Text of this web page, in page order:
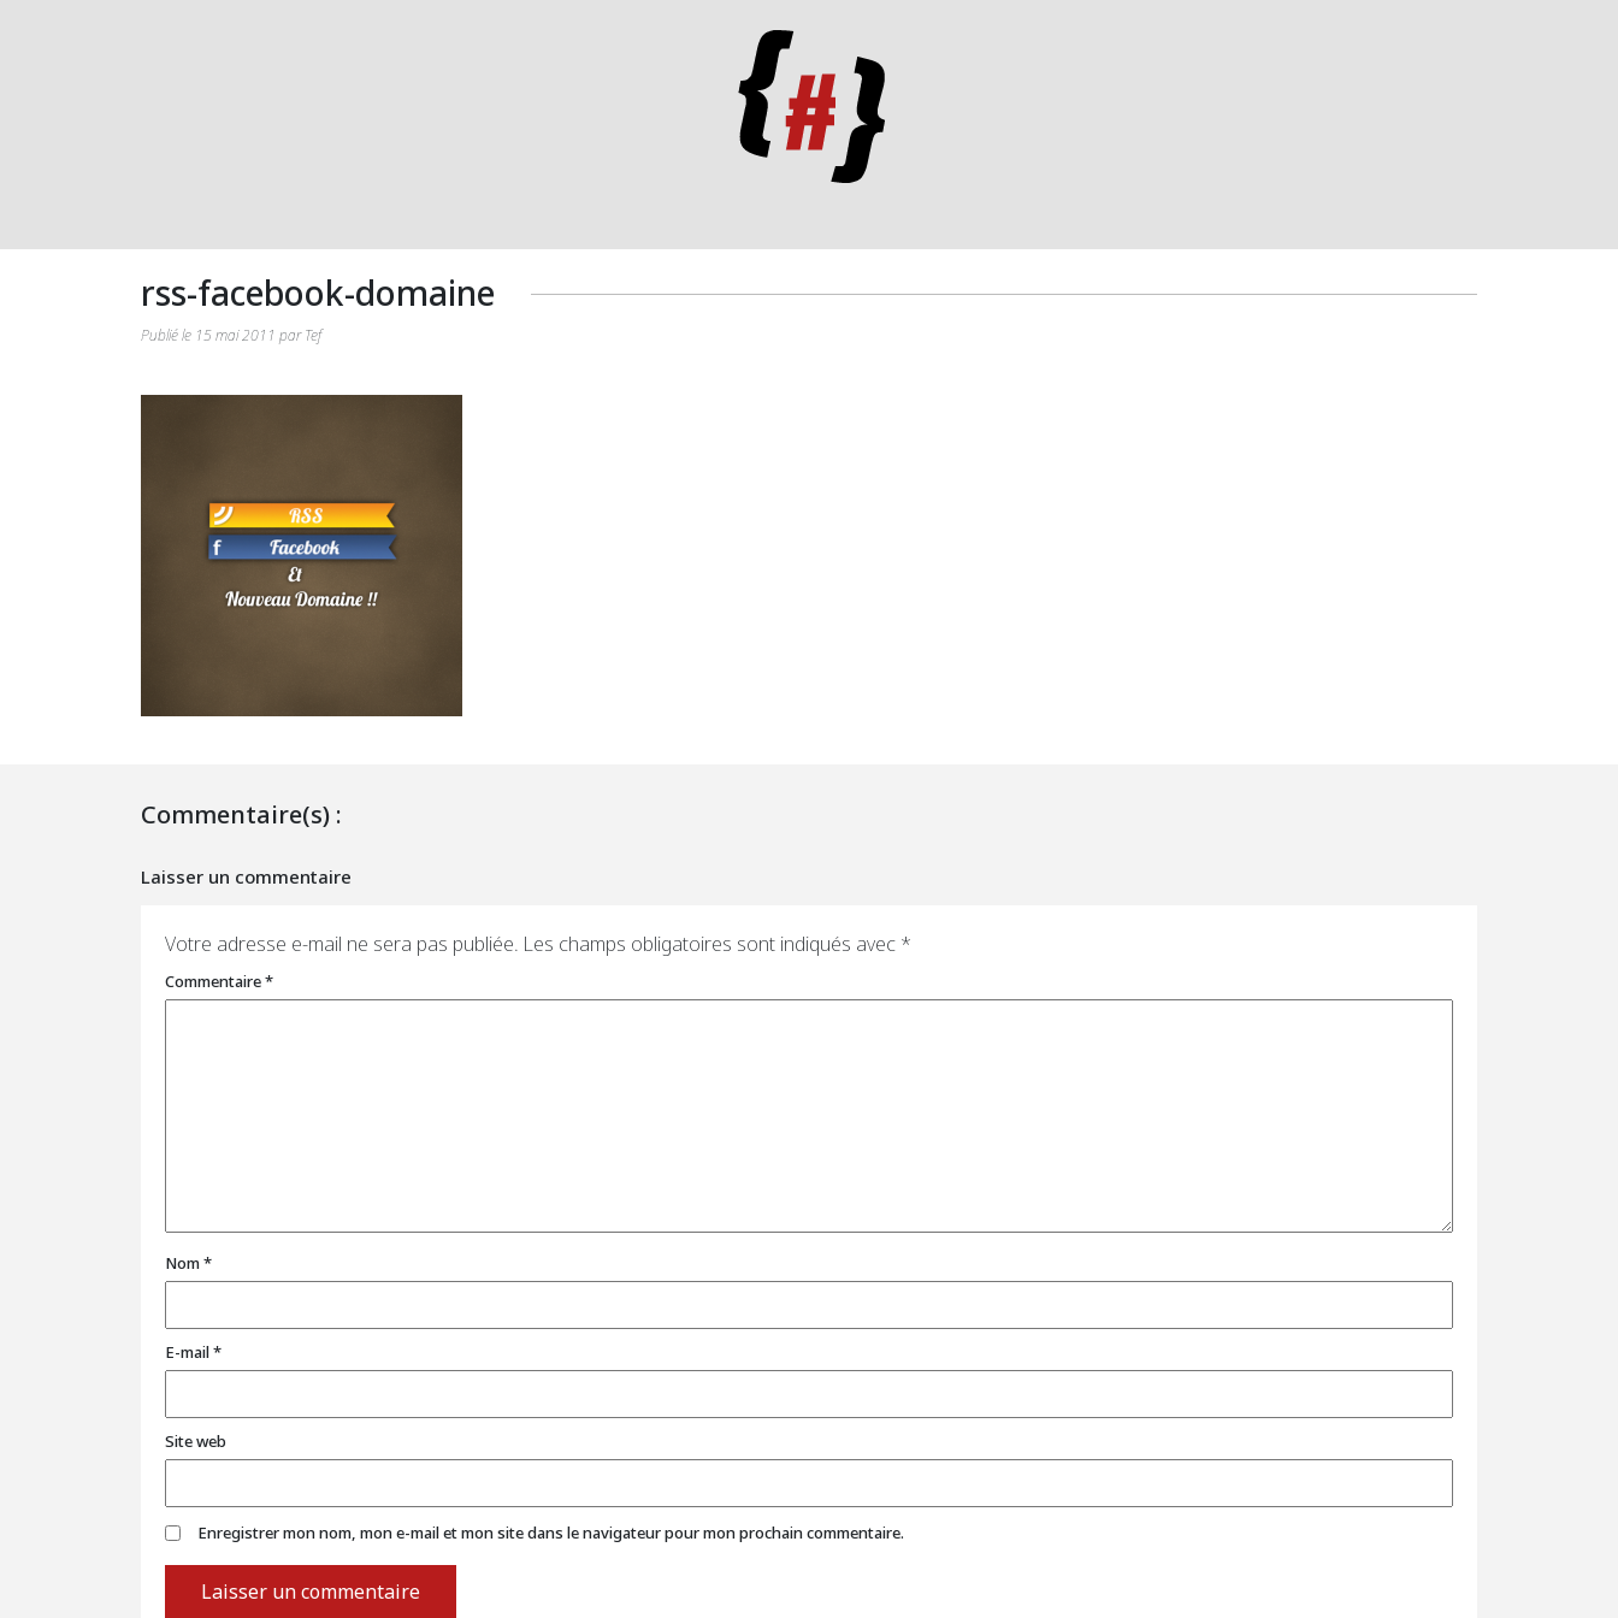
rss-facebook-domaine
Publié le 15 mai 2011 par Tef
Commentaire(s) :
Laisser un commentaire
Votre adresse e-mail ne sera pas publiée. Les champs obligatoires sont indiqués avec *
Commentaire*
Nom*
E-mail*
Site web
Enregistrer mon nom, mon e-mail et mon site dans le navigateur pour mon prochain commentaire.